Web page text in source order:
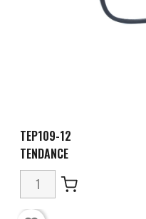
TEP109-12
TENDANCE